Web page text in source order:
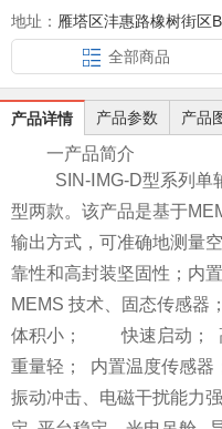
地址： 雁塔区沣惠路橡树街区
全部商品
产品详情 产品参数 产品
一产品简介
SIN-ⅠMG-D型系列单
型两款。该产品是基于
输出方式，可准确地测量
靠性和高封装坚固性；内
MEMS 技术、固态传感
体积小；
快速启动；
重量轻；
内置温度传感器
振动冲击、电磁干扰能力强